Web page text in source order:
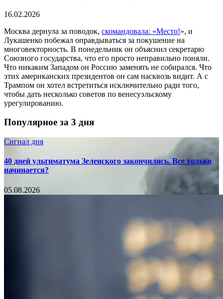
16.02.2026
Москва дернула за поводок, скомандовала: «Место!», и
Лукашенко побежал оправдываться за покушение на
многовекторность. В понедельник он объяснил секретарю
Союзного государства, что его просто неправильно поняли.
Что никаким Западом он Россию заменять не собирался. Что
этих американских президентов он сам насквозь видит. А с
Трампом он хотел встретиться исключительно ради того,
чтобы дать несколько советов по венесуэльскому
урегулированию.
Популярное за 3 дня
Сигнал дня
40 дней ультиматума Зеленского закончились. Все только
начинается?
05.08.2026